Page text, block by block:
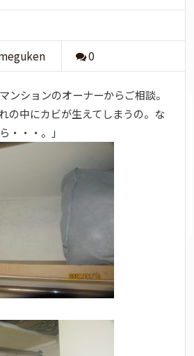
0
ンションのオーナーからご相談。
の中にカビが生えてしまうの。な
・・・。」